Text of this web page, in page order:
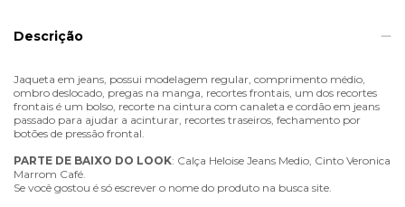
Descrição
Jaqueta em jeans, possui modelagem regular, comprimento médio,
ombro deslocado, pregas na manga, recortes frontais, um dos recortes
frontais é um bolso, recorte na cintura com canaleta e cordão em jeans
passado para ajudar a acinturar, recortes traseiros, fechamento por
botões de pressão frontal.
PARTE DE BAIXO DO LOOK: Calça Heloise Jeans Medio, Cinto Veronica
Marrom Café.
Se você gostou é só escrever o nome do produto na busca site.